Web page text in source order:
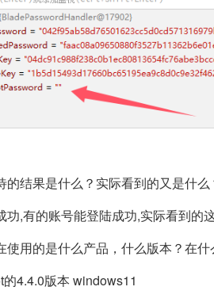
的结果是什么？实际看到的又是什么
功,有的账号能登陆成功,实际看到的
使用的是什么产品，什么版本？在
4.4.0版本 windows11